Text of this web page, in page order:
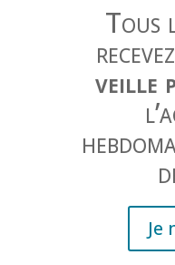
Tous
recevez
veille
Je